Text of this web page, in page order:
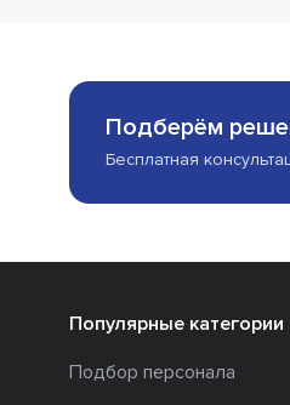
Подберём
Бесплатная
Популярные категории
Подбор персонала